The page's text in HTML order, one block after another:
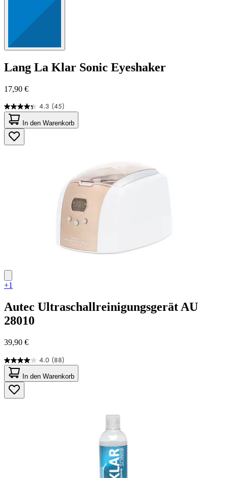
Lang La Klar Sonic Eyeshaker
17,90 €
4.3 (45)
4.3
von
5
Sternen.
45
In den Warenkorb
+1
Autec Ultraschallreinigungsgerät AU
28010
39,90 €
4.0 (88)
4.0
von
5
Sternen.
88
In den Warenkorb